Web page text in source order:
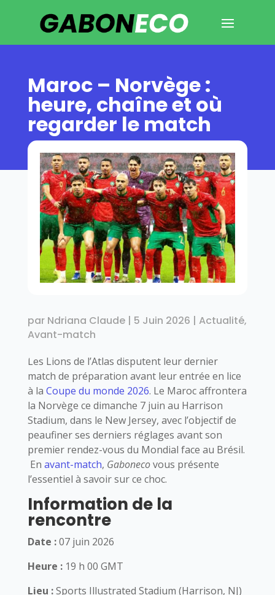
Maroc – Norvège :
heure, chaîne et où
regarder le match
par Ndriana Claude| 5 Juin 2026 | Actualité,
Avant-match
Les Lions de l’Atlas disputent leur dernier
match de préparation avant leur entrée en lice
à la Coupe du monde 2026. Le Maroc affrontera
la Norvège ce dimanche 7 juin au Harrison
Stadium, dans le New Jersey, avec l’objectif de
peaufiner ses derniers réglages avant son
premier rendez-vous du Mondial face au Brésil.
En avant-match, Gabonecovous présente
l’essentiel à savoir sur ce choc.
Information de la
rencontre
Date :07 juin 2026
Heure :19 h 00 GMT
Lieu :Sports Illustrated Stadium (Harrison, NJ)